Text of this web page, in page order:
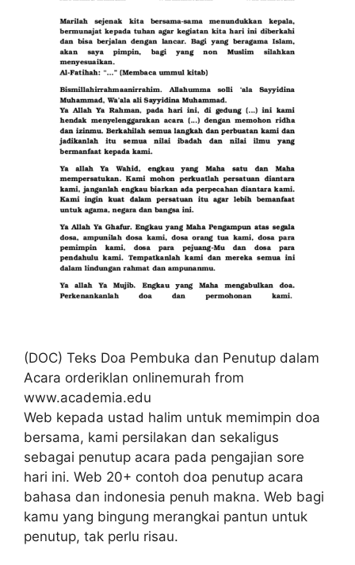
(DOC) Teks Doa Pembuka dan Penutup dalam
Acara orderiklan onlinemurah from
www.academia.edu
Web kepada ustad halim untuk memimpin doa
bersama, kami persilakan dan sekaligus
sebagai penutup acara pada pengajian sore
hari ini. Web 20+ contoh doa penutup acara
bahasa dan indonesia penuh makna. Web bagi
kamu yang bingung merangkai pantun untuk
penutup, tak perlu risau.